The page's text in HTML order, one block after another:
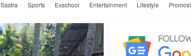
Sastra Sports Exschool Entertainment Lifestyle Promosi